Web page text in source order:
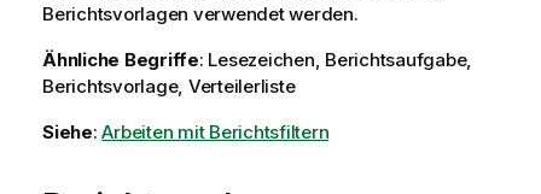
Berichtsvorlagen verwendet werden.
Ähnliche Begriffe: Lesezeichen, Berichtsaufgabe,
Berichtsvorlage, Verteilerliste
Siehe:Arbeiten mit Berichtsfiltern